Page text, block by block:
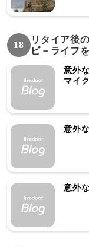
18
リタイア後
ピ－ライフ
意外
マイ
意外
意外